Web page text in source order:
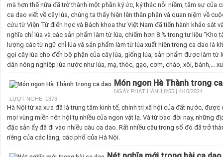
mà hơn thế nữa đã trở thành một phần ký ức, ký thác nỗi niềm, tâm sự của
ca dao viết về cây lúa, chúng ta thấy hiện lên thân phận và quan niệm về
cứu từ Viện Từ điển học và Bách khoa thư Việt Nam đã tiến hành khảo sát
nghĩa chỉ lúa và các sản phẩm làm từ lúa, chiếm hơn 8 % trong tư liệu “Kho
lượng các từ ngữ chỉ lúa và sản phẩm làm từ lúa xuất hiện trong ca dao là
gọi cây lúa cho đến bộ phận của cây lúa, giống lúa, sản phẩm được làm từ
dân nông nghiệp lúa nước như lúa, mạ, thóc, gạo, cơm, cháo, xôi, bánh,…
Món ngon Hà Thành trong
NGÀY PHÁT HÀNH 8:55 | 4/10/2024
LƯỢT NGHE: 1376
Hà Nội từ xa xưa đã là trung tâm kinh tế, chính trị xã hội của đất nước,
mọi vùng miền nên hội tụ nhiều của ngon vật lạ. Và từ bao đời nay, những
đặc sản ấy đã đi vào nhiều câu ca dao. Rất nhiều câu trong số đó đã trở
riêng của các làng, các phố của Hà Nội.